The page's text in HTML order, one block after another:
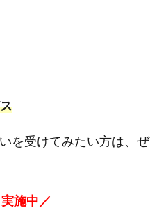
を受けてみたい方は、ぜ
施中／